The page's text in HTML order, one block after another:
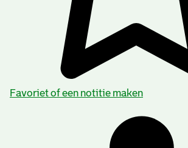
Favoriet of een notitie maken